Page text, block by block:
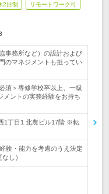
2日制 リモートワーク可
事務所など）の設計および
のマネジメントも担ってい
須＞専修学校卒以上、一級
メントの実務経験をお持ち
1丁目1 北農ビル17階 ※転
験・能力を考慮のうえ決定
し）